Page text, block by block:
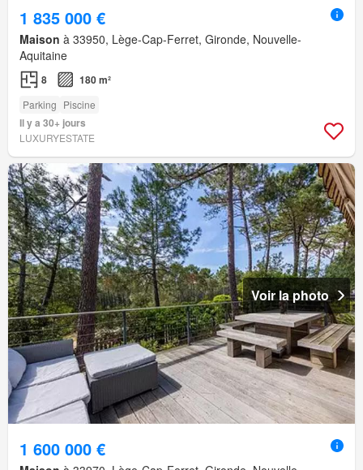
1 835 000 €
Maison à 33950, Lège-Cap-Ferret, Gironde, Nouvelle-
Aquitaine
8 180 m²
Parking Piscine
Il y a 30+ jours
LUXURYESTATE
Voir la photo
1 600 000 €